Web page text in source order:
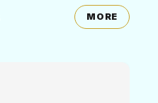
MORE